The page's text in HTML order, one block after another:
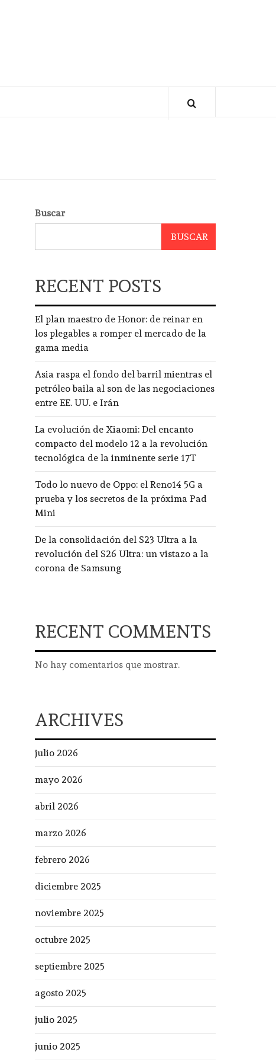
Buscar
BUSCAR
RECENT POSTS
El plan maestro de Honor: de reinar en
los plegables a romper el mercado de la
gama media
Asia raspa el fondo del barril mientras el
petróleo baila al son de las negociaciones
entre EE. UU. e Irán
La evolución de Xiaomi: Del encanto
compacto del modelo 12 a la revolución
tecnológica de la inminente serie 17T
Todo lo nuevo de Oppo: el Reno14 5G a
prueba y los secretos de la próxima Pad
Mini
De la consolidación del S23 Ultra a la
revolución del S26 Ultra: un vistazo a la
corona de Samsung
RECENT COMMENTS
No hay comentarios que mostrar.
ARCHIVES
julio 2026
mayo 2026
abril 2026
marzo 2026
febrero 2026
diciembre 2025
noviembre 2025
octubre 2025
septiembre 2025
agosto 2025
julio 2025
junio 2025